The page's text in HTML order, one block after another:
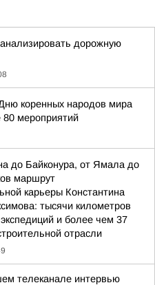
дорожную
коренных народов мира
80 мероприятий
до Байконура, от Ямала до
маршрут
карьеры Константина
тысячи километров
экспедиций и более чем 37
отрасли
телеканале интервью